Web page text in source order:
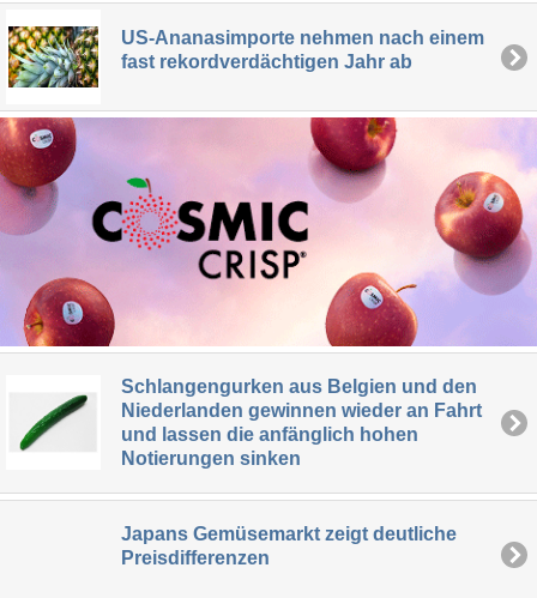
US-Ananasimporte nehmen nach einem
fast rekordverdächtigen Jahr ab
Schlangengurken aus Belgien und den
Niederlanden gewinnen wieder an Fahrt
und lassen die anfänglich hohen
Notierungen sinken
Japans Gemüsemarkt zeigt deutliche
Preisdifferenzen